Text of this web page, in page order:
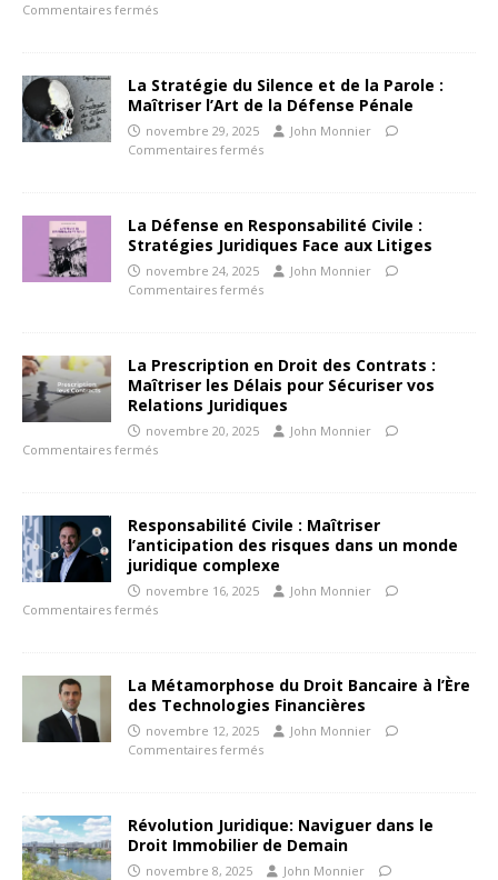
Commentaires fermés
La Stratégie du Silence et de la Parole :
Maîtriser l’Art de la Défense Pénale
novembre 29, 2025
John Monnier
Commentaires fermés
La Défense en Responsabilité Civile :
Stratégies Juridiques Face aux Litiges
novembre 24, 2025
John Monnier
Commentaires fermés
La Prescription en Droit des Contrats :
Maîtriser les Délais pour Sécuriser vos
Relations Juridiques
novembre 20, 2025
John Monnier
Commentaires fermés
Responsabilité Civile : Maîtriser
l’anticipation des risques dans un monde
juridique complexe
novembre 16, 2025
John Monnier
Commentaires fermés
La Métamorphose du Droit Bancaire à l’Ère
des Technologies Financières
novembre 12, 2025
John Monnier
Commentaires fermés
Révolution Juridique: Naviguer dans le
Droit Immobilier de Demain
novembre 8, 2025
John Monnier